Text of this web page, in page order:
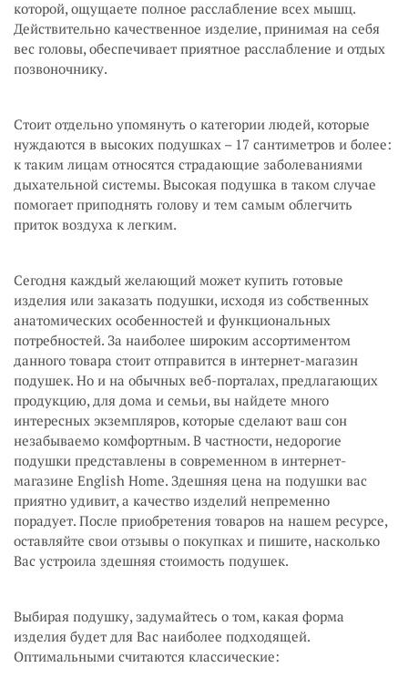
которой, ощущаете полное расслабление всех мышц.
Действительно качественное изделие, принимая на себя
вес головы, обеспечивает приятное расслабление и отдых
позвоночнику.
Стоит отдельно упомянуть о категории людей, которые
нуждаются в высоких подушках – 17 сантиметров и более:
к таким лицам относятся страдающие заболеваниями
дыхательной системы. Высокая подушка в таком случае
помогает приподнять голову и тем самым облегчить
приток воздуха к легким.
Сегодня каждый желающий может купить готовые
изделия или заказать подушки, исходя из собственных
анатомических особенностей и функциональных
потребностей. За наиболее широким ассортиментом
данного товара стоит отправится в интернет-магазин
подушек. Но и на обычных веб-порталах, предлагающих
продукцию, для дома и семьи, вы найдете много
интересных экземпляров, которые сделают ваш сон
незабываемо комфортным. В частности, недорогие
подушки представлены в современном в интернет-
магазине English Home. Здешняя цена на подушки вас
приятно удивит, а качество изделий непременно
порадует. После приобретения товаров на нашем ресурсе,
оставляйте свои отзывы о покупках и пишите, насколько
Вас устроила здешняя стоимость подушек.
Выбирая подушку, задумайтесь о том, какая форма
изделия будет для Вас наиболее подходящей.
Оптимальными считаются классические: